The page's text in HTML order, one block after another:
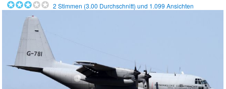
2 Stimmen (3.00 Durchschnitt) und 1.099 Ansichten